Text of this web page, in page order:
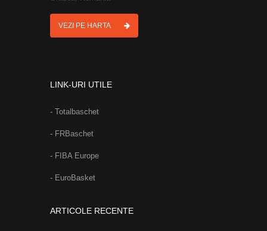
VEZI PE HARTA
LINK-URI UTILE
- Totalbaschet
- FRBaschet
- FIBA Europe
- EuroBasket
ARTICOLE RECENTE